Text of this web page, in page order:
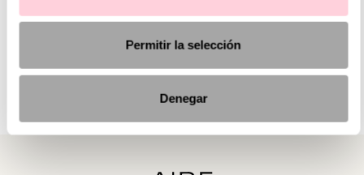
Permitir la selección
Denegar